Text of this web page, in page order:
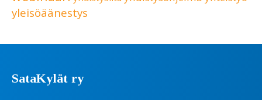
yleisöäänestys
SataKylät ry